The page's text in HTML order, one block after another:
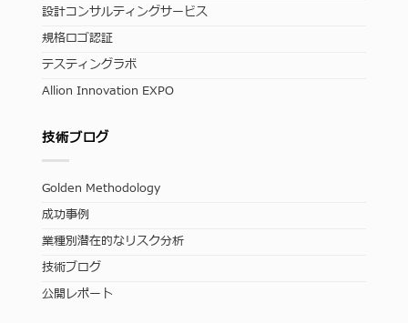
設計コンサルティングサービス
規格ロゴ認証
テスティングラボ
Allion Innovation EXPO
技術ブログ
Golden Methodology
成功事例
業種別潜在的なリスク分析
技術ブログ
公開レポート